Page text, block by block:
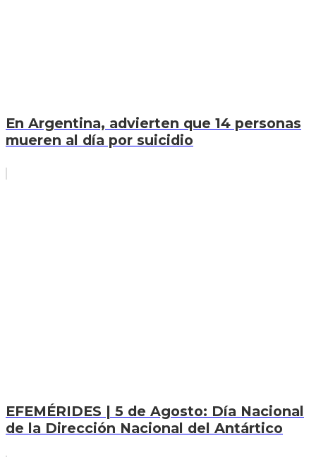
En Argentina, advierten que 14 personas
mueren al día por suicidio
EFEMÉRIDES | 5 de Agosto: Día Nacional
de la Dirección Nacional del Antártico